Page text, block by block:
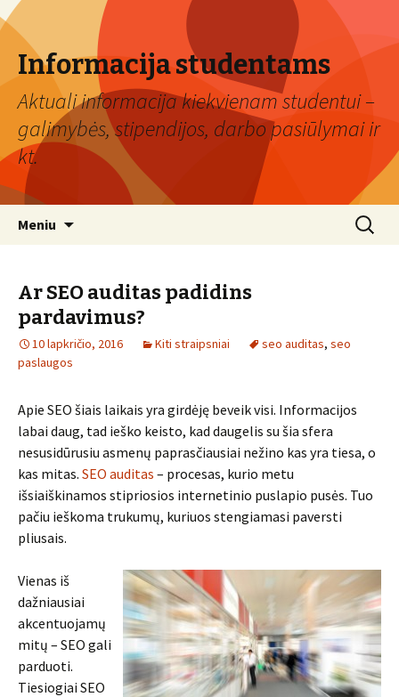
Informacija studentams
Aktuali informacija kiekvienam studentui –
galimybės, stipendijos, darbo pasiūlymai ir
kt.
Meniu Ieškoti:
Ar SEO auditas padidins
pardavimus?
10 lapkričio, 2016 Kiti straipsniai seo auditas, seo
paslaugos
Apie SEO šiais laikais yra girdėję beveik visi. Informacijos
labai daug, tad ieško keisto, kad daugelis su šia sfera
nesusidūrusiu asmenų paprasčiausiai nežino kas yra tiesa, o
kas mitas. SEO auditas – procesas, kurio metu
išsiaiškinamos stipriosios internetinio puslapio pusės. Tuo
pačiu ieškoma trukumų, kuriuos stengiamasi paversti
pliusais.
Vienas iš
dažniausiai
akcentuojamų
mitų – SEO gali
parduoti.
Tiesiogiai SEO